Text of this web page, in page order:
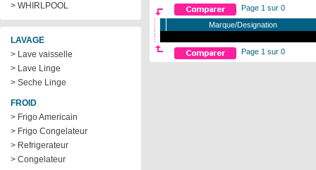
> WHIRLPOOL
LAVAGE
> Lave vaisselle
> Lave Linge
> Seche Linge
FROID
> Frigo Americain
> Frigo Congelateur
> Refrigerateur
> Congelateur
Page 1 sur 0
Marque/Designation
Page 1 sur 0